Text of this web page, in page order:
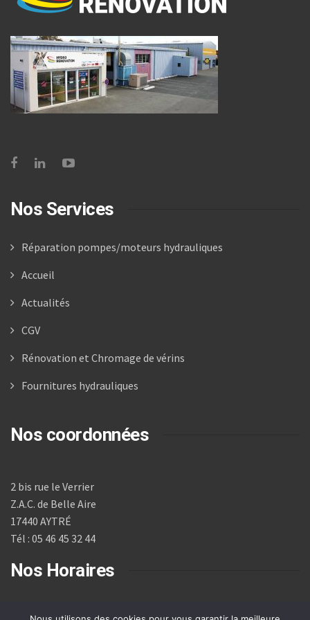
Nos Services
Réparation pompes/moteurs hydrauliques
Accueil
Actualités
CGV
Rénovation et Chromage de vérins
Fournitures hydrauliques
Nos coordonnées
2 bis rue le Verrier
Z.A.C. de Belle Aire
17440 AYTRÉ
Tél : 05 46 45 32 44
Nos Horaires